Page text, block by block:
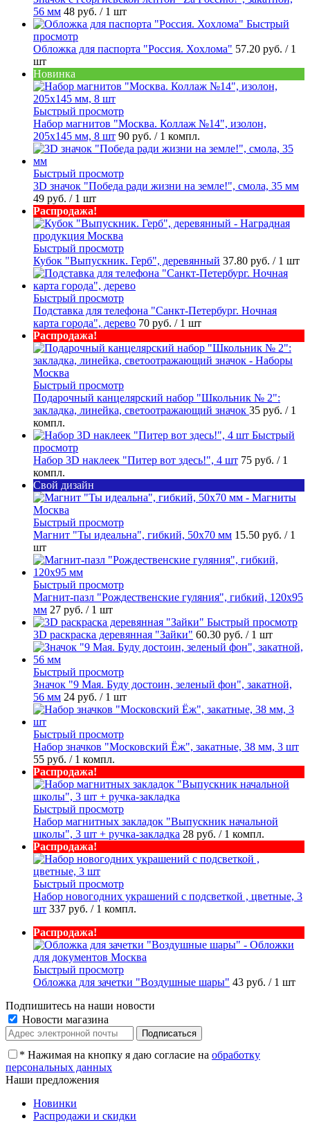
56 мм 48 руб. / 1 шт
Быстрый
просмотр
Обложка для паспорта "Россия. Хохлома" 57.20 руб. / 1
шт
Новинка
Быстрый просмотр
Набор магнитов "Москва. Коллаж №14", изолон,
205х145 мм, 8 шт 90 руб. / 1 компл.
Быстрый просмотр
3D значок "Победа ради жизни на земле!", смола, 35 мм
49 руб. / 1 шт
Распродажа!
Быстрый просмотр
Кубок "Выпускник. Герб", деревянный 37.80 руб. / 1 шт
Быстрый просмотр
Подставка для телефона "Санкт-Петербург. Ночная
карта города", дерево 70 руб. / 1 шт
Распродажа!
Быстрый просмотр
Подарочный канцелярский набор "Школьник № 2":
закладка, линейка, светоотражающий значок 35 руб. / 1
компл.
Быстрый
просмотр
Набор 3D наклеек "Питер вот здесь!", 4 шт 75 руб. / 1
компл.
Свой дизайн
Быстрый просмотр
Магнит "Ты идеальна", гибкий, 50х70 мм 15.50 руб. / 1
шт
Быстрый просмотр
Магнит-пазл "Рождественские гуляния", гибкий, 120х95
мм 27 руб. / 1 шт
Быстрый просмотр
3D раскраска деревянная "Зайки" 60.30 руб. / 1 шт
Быстрый просмотр
Значок "9 Мая. Буду достоин, зеленый фон", закатной,
56 мм 24 руб. / 1 шт
Быстрый просмотр
Набор значков "Московский Ёж", закатные, 38 мм, 3 шт
55 руб. / 1 компл.
Распродажа!
Быстрый просмотр
Набор магнитных закладок "Выпускник начальной
школы", 3 шт + ручка-закладка 28 руб. / 1 компл.
Распродажа!
Быстрый просмотр
Набор новогодних украшений с подсветкой , цветные, 3
шт 337 руб. / 1 компл.
Распродажа!
Быстрый просмотр
Обложка для зачетки "Воздушные шары" 43 руб. / 1 шт
Подпишитесь на наши новости
Новости магазина
* Нажимая на кнопку я даю согласие на обработку
персональных данных
Наши предложения
Новинки
Распродажи и скидки